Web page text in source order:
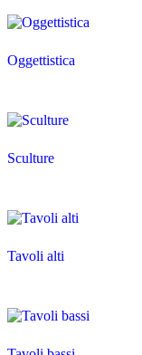
Oggettistica
Sculture
Tavoli alti